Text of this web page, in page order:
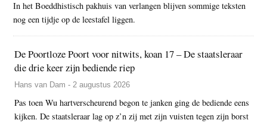
In het Boeddhistisch pakhuis van verlangen blijven sommige teksten
nog een tijdje op de leestafel liggen.
De Poortloze Poort voor nitwits, koan 17 – De staatsleraar
die drie keer zijn bediende riep
Hans van Dam - 2 augustus 2026
Pas toen Wu hartverscheurend begon te janken ging de bediende eens
kijken. De staatsleraar lag op z’n zij met zijn vuisten tegen zijn borst